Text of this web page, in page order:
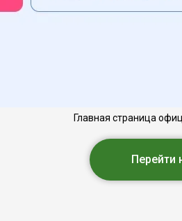
Главная страница
Перейти